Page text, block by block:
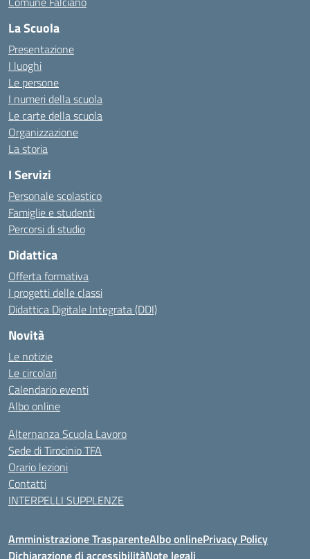
La Scuola
Presentazione
I luoghi
Le persone
I numeri della scuola
Le carte della scuola
Organizzazione
La storia
I Servizi
Personale scolastico
Famiglie e studenti
Percorsi di studio
Didattica
Offerta formativa
I progetti delle classi
Didattica Digitale Integrata (DDI)
Novità
Le notizie
Le circolari
Calendario eventi
Albo online
Alternanza Scuola Lavoro
Sede di Tirocinio TFA
Orario lezioni
Contatti
INTERPELLI SUPPLENZE
Amministrazione TrasparenteAlbo onlinePrivacy Policy